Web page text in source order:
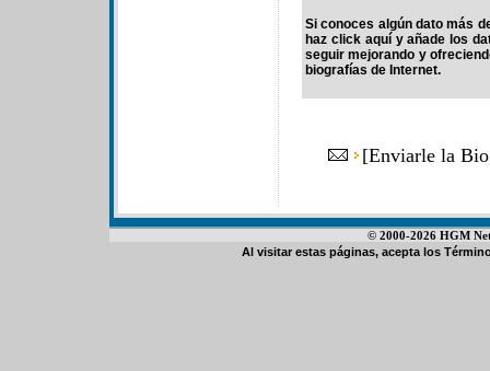
Si conoces algún dato más
haz click aquí y añade los
seguir mejorando y
biografías de Internet.
[Enviarle la
© 2000-2026 HGM
Al visitar estas páginas, acepta los